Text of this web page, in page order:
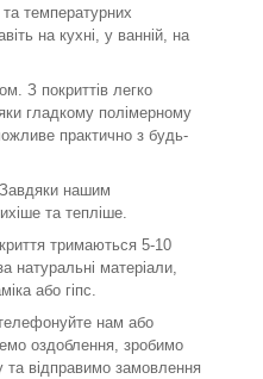
та температурних
на кухні, у ванній, на
З покриттів легко
гладкому полімерному
практично з будь-
нашим
та тепліше.
тримаються 5-10
натуральні матеріали,
або гіпс.
нам або
оздоблення, зробимо
та відправимо замовлення